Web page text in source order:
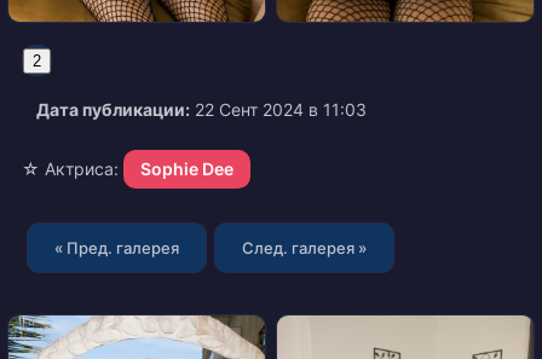
2
Дата публикации: 22 Сент 2024 в 11:03
☆ Актриса: Sophie Dee
« Пред. галерея След. галерея »